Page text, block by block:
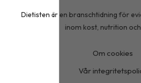
Dietisten är en branschtidning för
inom kost, nutrition och
Om cookies
Vår